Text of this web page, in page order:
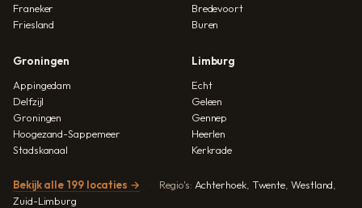
Franeker
Friesland
Bredevoort
Buren
Groningen
Appingedam
Delfzijl
Groningen
Hoogezand-Sappemeer
Stadskanaal
Limburg
Echt
Geleen
Gennep
Heerlen
Kerkrade
Bekijk alle 199 locaties → Regio's: Achterhoek, Twente Westland
Zuid-Limburg